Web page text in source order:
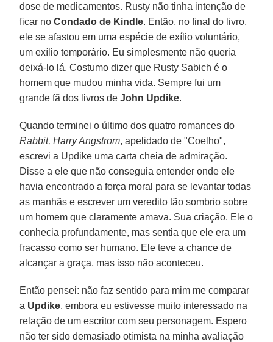
dose de medicamentos. Rusty não tinha intenção de
ficar noCondado de Kindle. Então, no final do livro,
ele se afastou em uma espécie de exílio voluntário,
um exílio temporário. Eu simplesmente não queria
deixá-lo lá. Costumo dizer que Rusty Sabich é o
homem que mudou minha vida. Sempre fui um
grande fã dos livros deJohn Updike.
Quando terminei o último dos quatro romances do
Rabbit, Harry Angstrom, apelidado de "Coelho",
escrevi a Updike uma carta cheia de admiração.
Disse a ele que não conseguia entender onde ele
havia encontrado a força moral para se levantar todas
as manhãs e escrever um veredito tão sombrio sobre
um homem que claramente amava. Sua criação. Ele o
conhecia profundamente, mas sentia que ele era um
fracasso como ser humano. Ele teve a chance de
alcançar a graça, mas isso não aconteceu.
Então pensei: não faz sentido para mim me comparar
a Updike, embora eu estivesse muito interessado na
relação de um escritor com seu personagem. Espero
não ter sido demasiado otimista na minha avaliação